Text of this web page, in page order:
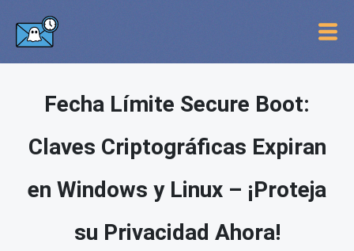
Fecha Límite Secure Boot:
Claves Criptográficas Expiran
en Windows y Linux – ¡Proteja
su Privacidad Ahora!